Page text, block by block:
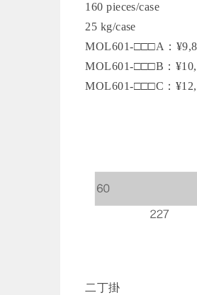
160 pieces/case
25 kg/case
MOL601-□□□A：
MOL601-□□□B：
MOL601-□□□C：
二丁掛